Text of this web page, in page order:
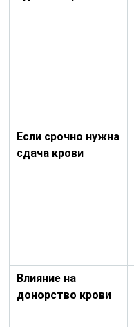
Если срочно нужна
сдача крови
Влияние на
донорство крови